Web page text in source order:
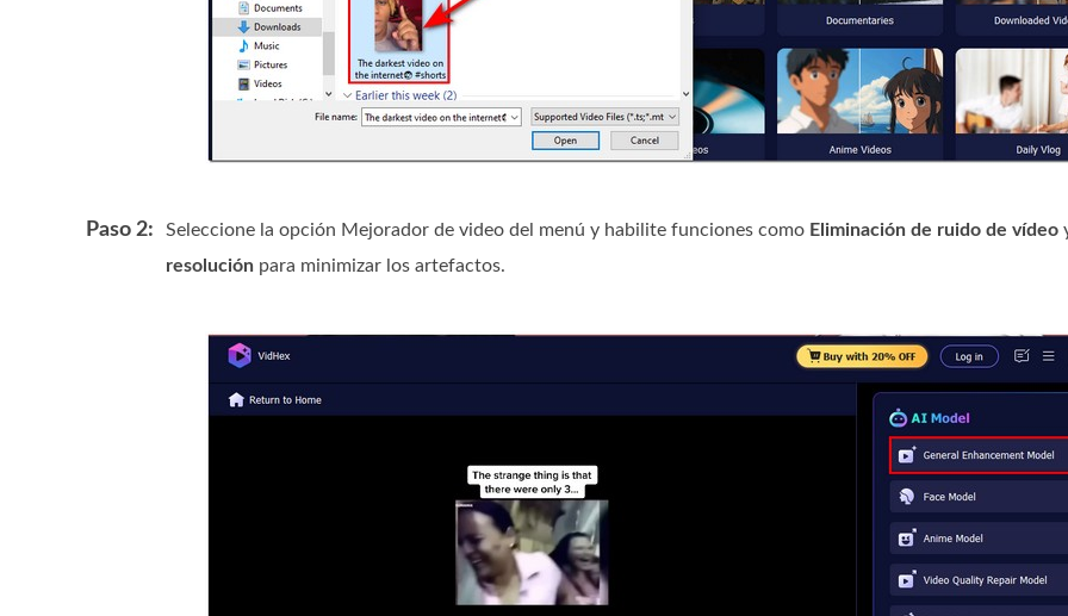
Paso 2: Seleccione la opción Mejorador de video del menú y habilite funciones como Eliminación de ruido de vídeo
resolución para minimizar los artefactos.